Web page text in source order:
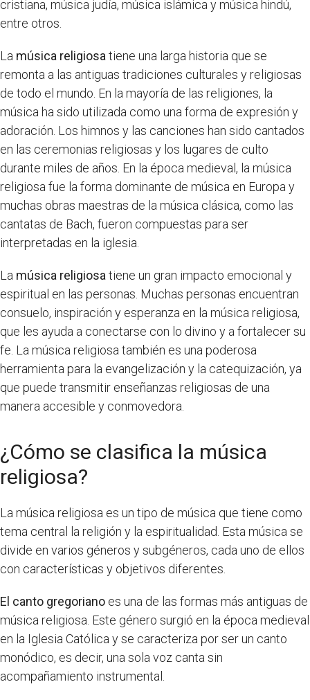
cristiana, música judía, música islámica y música hindú,
entre otros.
La música religiosa tiene una larga historia que se
remonta a las antiguas tradiciones culturales y religiosas
de todo el mundo. En la mayoría de las religiones, la
música ha sido utilizada como una forma de expresión y
adoración. Los himnos y las canciones han sido cantados
en las ceremonias religiosas y los lugares de culto
durante miles de años. En la época medieval, la música
religiosa fue la forma dominante de música en Europa y
muchas obras maestras de la música clásica, como las
cantatas de Bach, fueron compuestas para ser
interpretadas en la iglesia.
La música religiosa tiene un gran impacto emocional y
espiritual en las personas. Muchas personas encuentran
consuelo, inspiración y esperanza en la música religiosa,
que les ayuda a conectarse con lo divino y a fortalecer su
fe. La música religiosa también es una poderosa
herramienta para la evangelización y la catequización, ya
que puede transmitir enseñanzas religiosas de una
manera accesible y conmovedora.
¿Cómo se clasifica la música
religiosa?
La música religiosa es un tipo de música que tiene como
tema central la religión y la espiritualidad. Esta música se
divide en varios géneros y subgéneros, cada uno de ellos
con características y objetivos diferentes.
El canto gregoriano es una de las formas más antiguas de
música religiosa. Este género surgió en la época medieval
en la Iglesia Católica y se caracteriza por ser un canto
monódico, es decir, una sola voz canta sin
acompañamiento instrumental.